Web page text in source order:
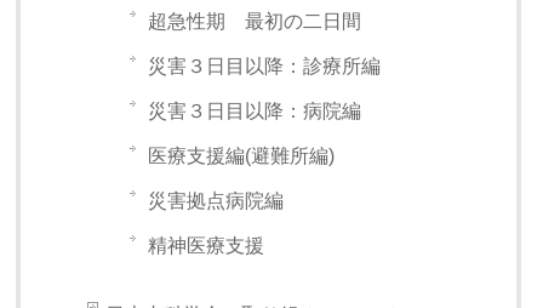
超急性期 最初の二日間
災害３日目以降：診療所編
災害３日目以降：病院編
医療支援編(避難所編)
災害拠点病院編
精神医療支援